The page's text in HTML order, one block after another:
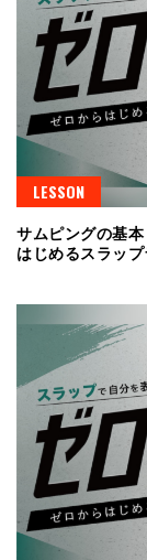
LESSON
サムピングの基
はじめるスラッ